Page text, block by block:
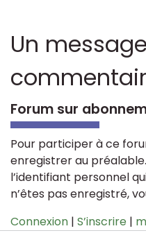
Un
Forum sur
Pour participer à ce
enregistrer au
l’identifiant personnel
n’êtes pas enregistré,
Connexion | S’inscrire |